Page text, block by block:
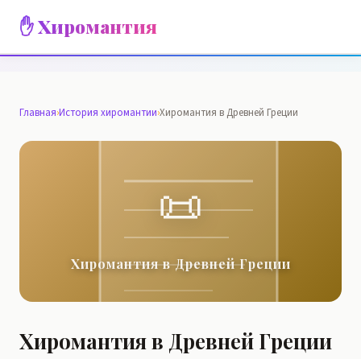
✋ Хиромантия
Главная›История хиромантии›Хиромантия в Древней Греции
📜
Хиромантия в Древней Греции
Хиромантия в Древней Греции